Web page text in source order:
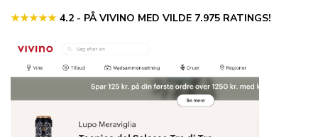
★★★★★ 4.2 - PÅ VIVINO MED VILDE 7.975 RATINGS!